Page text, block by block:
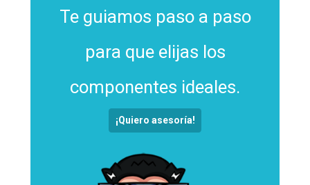
Te guiamos paso a paso
para que elijas los
componentes ideales.
¡Quiero asesoría!